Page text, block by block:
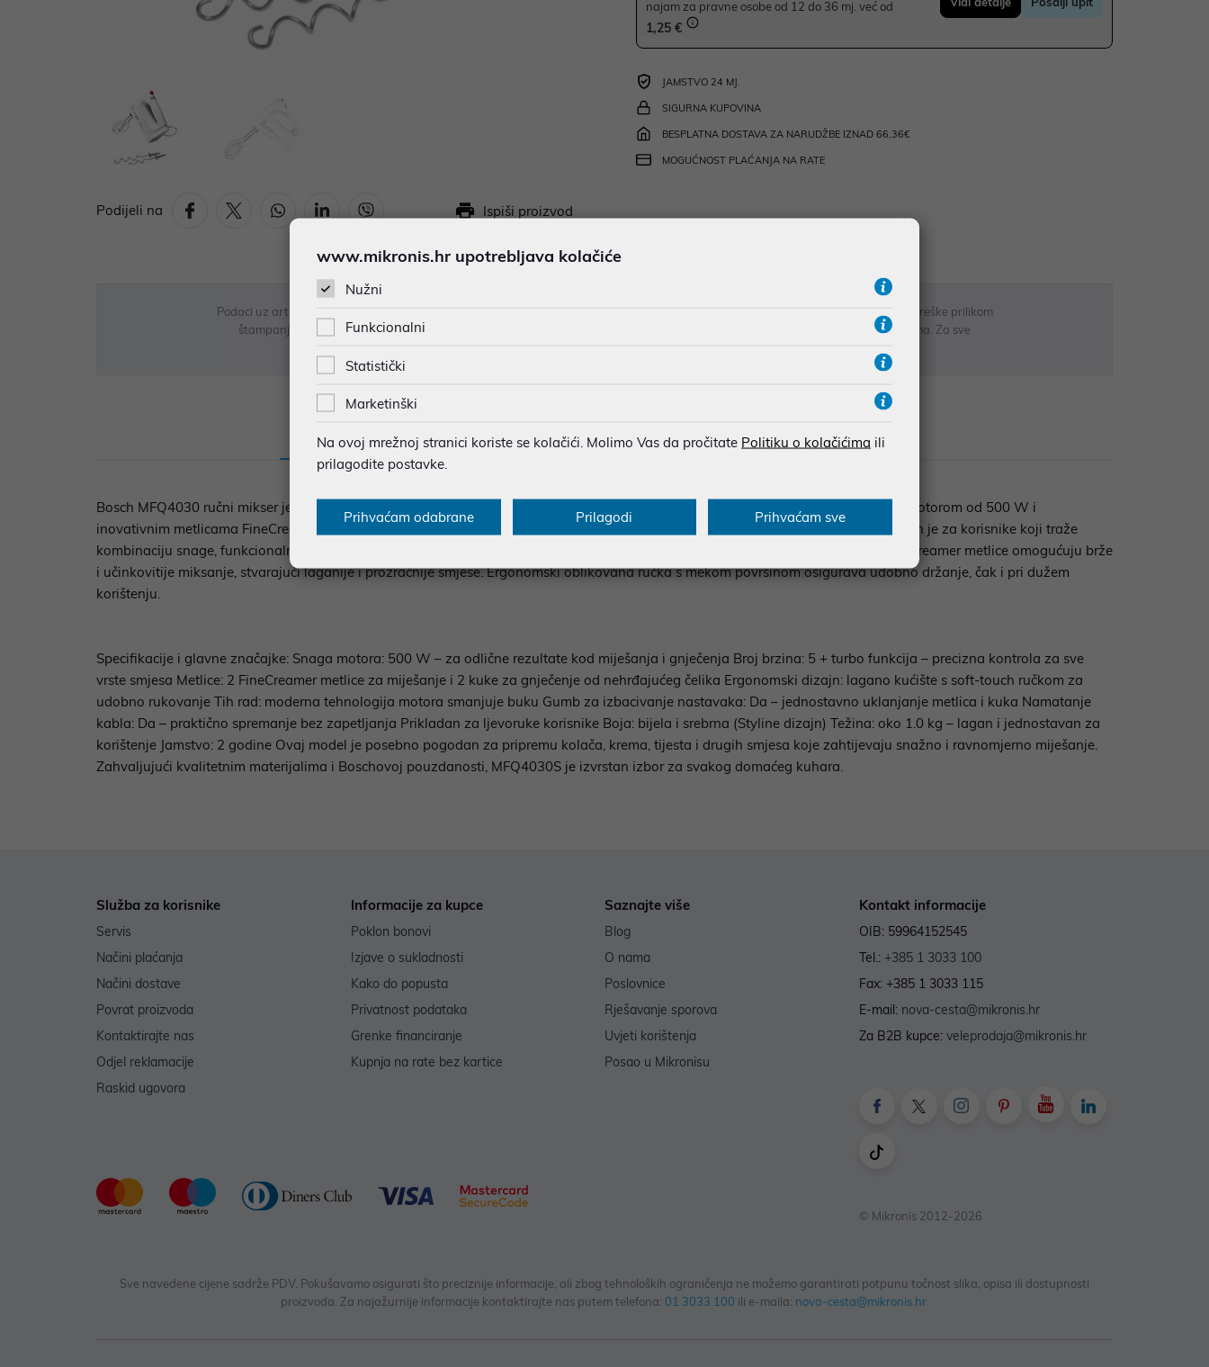
Podijeli na Ispiši proizvod
najam za pravne osobe od 12 do 36 mj. već od
1,25 €
JAMSTVO 24 MJ.
SIGURNA KUPOVINA
BESPLATNA DOSTAVA ZA NARUDŽBE IZNAD 66,36€
MOGUĆNOST PLAĆANJA NA RATE
Podaci uz artikle su prezentirani u dobroj namjeri. Mikronis d.o.o. ne odgovara za eventualne pogreške nastale u opisu proizvoda, greške prilikom
štampanja te promjene u dostupnosti i cijene. Slike artikala su ilustrativne prirode te ne moraju u potpunosti odgovarati artiklima. Za sve
Opis Specifikacija Multimedija Raspoloživost Recenzije
Bosch MFQ4030 ručni mikser je snažan i elegantan uređaj iz Styline serije, idealan za zahtjevnije zadatke miješanja i gnječenja. S motorom od 500 W i
inovativnim metlicama FineCreamer, pruža odlične rezultate uz tihi rad i udobno rukovanje. Bosch MFQ4030S ručni mikser dizajniran je za korisnike koji traže
kombinaciju snage, funkcionalnosti i estetike. Zahvaljujući modernoj tehnologiji motora, uređaj je izuzetno tih, lagan i snažan. FineCreamer metlice omogućuju brže
i učinkovitije miksanje, stvarajući laganije i prozračnije smjese. Ergonomski oblikovana ručka s mekom površinom osigurava udobno držanje, čak i pri dužem
korištenju.
Specifikacije i glavne značajke: Snaga motora: 500 W – za odlične rezultate kod miješanja i gnječenja Broj brzina: 5 + turbo funkcija – precizna kontrola za sve
vrste smjesa Metlice: 2 FineCreamer metlice za miješanje i 2 kuke za gnječenje od nehrđajućeg čelika Ergonomski dizajn: lagano kućište s soft-touch ručkom za
udobno rukovanje Tih rad: moderna tehnologija motora smanjuje buku Gumb za izbacivanje nastavaka: Da – jednostavno uklanjanje metlica i kuka Namatanje
kabla: Da – praktično spremanje bez zapetljanja Prikladan za ljevoruke korisnike Boja: bijela i srebrna (Styline dizajn) Težina: oko 1.0 kg – lagan i jednostavan za
korištenje Jamstvo: 2 godine Ovaj model je posebno pogodan za pripremu kolača, krema, tijesta i drugih smjesa koje zahtijevaju snažno i ravnomjerno miješanje.
Zahvaljujući kvalitetnim materijalima i Boschovoj pouzdanosti, MFQ4030S je izvrstan izbor za svakog domaćeg kuhara.
Služba za korisnike
Servis
Načini plaćanja
Načini dostave
Povrat proizvoda
Kontaktirajte nas
Odjel reklamacije
Raskid ugovora
Informacije za kupce
Poklon bonovi
Izjave o sukladnosti
Kako do popusta
Privatnost podataka
Grenke financiranje
Kupnja na rate bez kartice
Saznajte više
Blog
O nama
Poslovnice
Rješavanje sporova
Uvjeti korištenja
Posao u Mikronisu
Kontakt informacije
OIB: 59964152545
Tel.: +385 1 3033 100
Fax: +385 1 3033 115
E-mail: nova-cesta@mikronis.hr
Za B2B kupce: veleprodaja@mikronis.hr
© Mikronis 2012-2026
Sve navedene cijene sadrže PDV. Pokušavamo osigurati što preciznije informacije, ali zbog tehnoloških ograničenja ne možemo garantirati potpunu točnost slika, opisa ili dostupnosti
proizvoda. Za najažurnije informacije kontaktirajte nas putem telefona: 01 3033 100 ili e-maila: nova-cesta@mikronis.hr.
www.mikronis.hr upotrebljava kolačiće
Nužni
Funkcionalni
Statistički
Marketinški
Na ovoj mrežnoj stranici koriste se kolačići. Molimo Vas da pročitate Politiku o kolačićima ili
prilagodite postavke.
Prihvaćam odabrane Prilagodi Prihvaćam sve